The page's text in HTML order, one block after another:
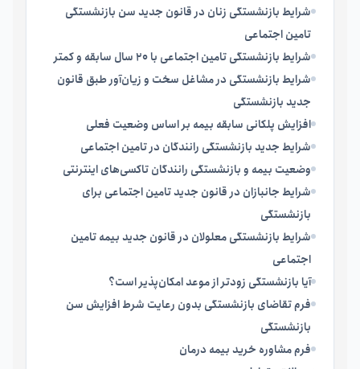
شرایط بازنشستگی زنان در قانون جدید سن بازنشستگی
تامین اجتماعی
شرایط بازنشستگی تامین اجتماعی با 20 سال سابقه و کمتر
شرایط بازنشستگی در مشاغل سخت و زیان‌آور طبق قانون
جدید بازنشستگی
افزایش پلکانی سابقه بیمه بر اساس وضعیت فعلی
شرایط جدید بازنشستگی رانندگان در تامین اجتماعی
وضعیت بیمه و بازنشستگی رانندگان تاکسی‌های اینترنتی
شرایط جانبازان در قانون جدید تامین اجتماعی برای
بازنشستگی
شرایط بازنشستگی معلولان در قانون جدید بیمه تامین
اجتماعی
آیا بازنشستگی زودتر از موعد امکان‌پذیر است؟
فرم تقاضای بازنشستگی بدون رعایت شرط افزایش سن
بازنشستگی
فرم مشاوره خرید بیمه درمان